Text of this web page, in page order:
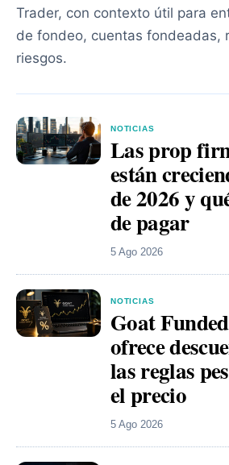
Trader, con contexto útil para
de fondeo, cuentas fondeadas,
riesgos.
NOTICIAS
Las prop
están
de 2026 y
de pagar
5 Ago 2026
NOTICIAS
Goat
ofrece
las reglas
el precio
5 Ago 2026